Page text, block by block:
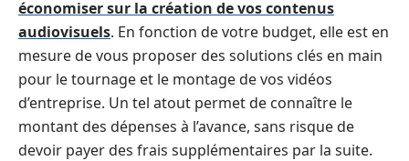
économiser sur la création de vos contenus
audiovisuels. En fonction de votre budget, elle est en
mesure de vous proposer des solutions clés en main
pour le tournage et le montage de vos vidéos
d’entreprise. Un tel atout permet de connaître le
montant des dépenses à l’avance, sans risque de
devoir payer des frais supplémentaires par la suite.